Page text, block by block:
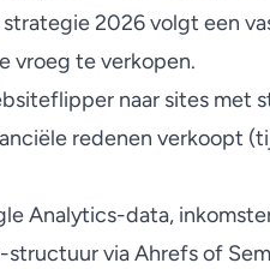
2026 volgt een
vroeg te verkopen.
naar sites met
redenen verkoopt
Analytics-data,
via Ahrefs of